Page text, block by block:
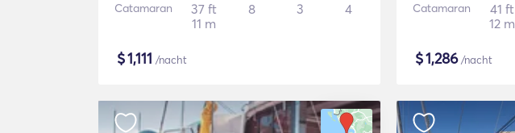
Catamaran
37 ft
11 m
8 3 4
$1,111 /nacht
Catamaran
41 ft
12 m
$1,286/nacht